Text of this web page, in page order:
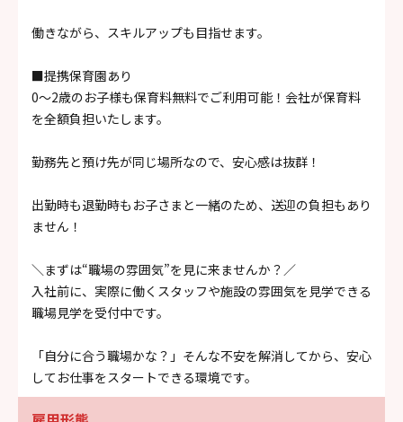
働きながら、スキルアップも目指せます。
■提携保育園あり
0～2歳のお子様も保育料無料でご利用可能！会社が保育料
を全額負担いたします。
勤務先と預け先が同じ場所なので、安心感は抜群！
出勤時も退勤時もお子さまと一緒のため、送迎の負担もあり
ません！
＼まずは“職場の雰囲気”を見に来ませんか？／
入社前に、実際に働くスタッフや施設の雰囲気を見学できる
職場見学を受付中です。
「自分に合う職場かな？」そんな不安を解消してから、安心
してお仕事をスタートできる環境です。